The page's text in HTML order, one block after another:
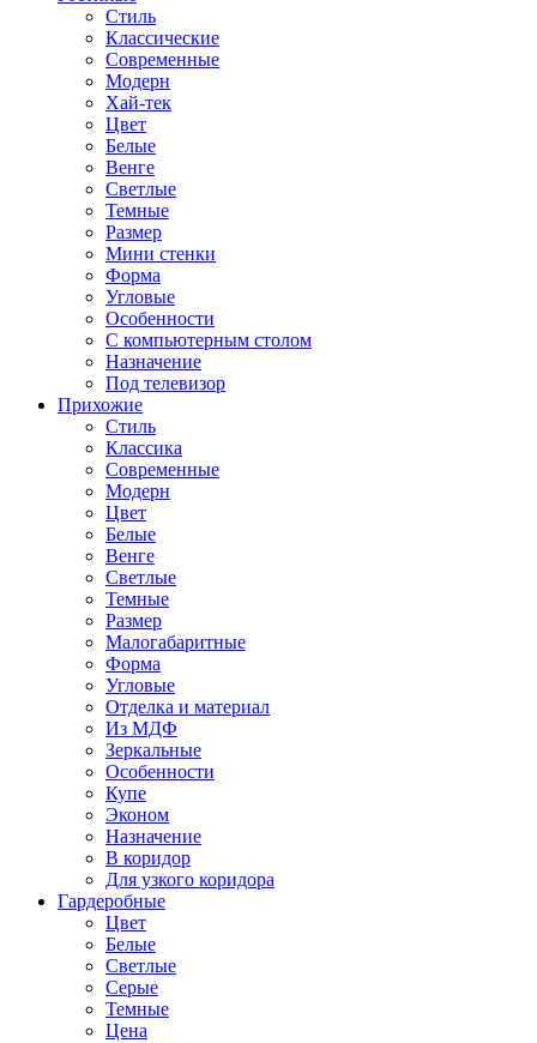
Стиль
Классические
Современные
Модерн
Хай-тек
Цвет
Белые
Венге
Светлые
Темные
Размер
Мини стенки
Форма
Угловые
Особенности
С компьютерным столом
Назначение
Под телевизор
Прихожие
Стиль
Классика
Современные
Модерн
Цвет
Белые
Венге
Светлые
Темные
Размер
Малогабаритные
Форма
Угловые
Отделка и материал
Из МДФ
Зеркальные
Особенности
Купе
Эконом
Назначение
В коридор
Для узкого коридора
Гардеробные
Цвет
Белые
Светлые
Серые
Темные
Цена